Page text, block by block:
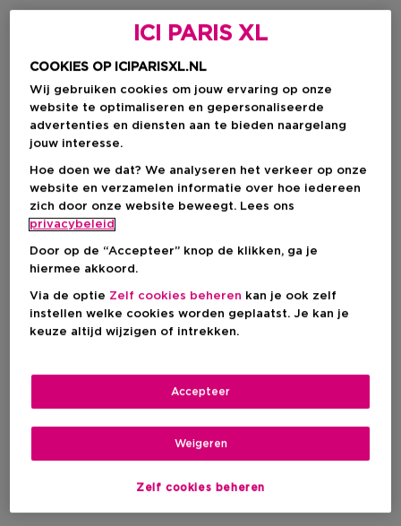
10 ML
Productprijs
€ 13,50
Productprijs
€ 13,50
BEKIJK WINKELVOORRAAD
Levering aan huis
Informeer me
Ophalen in een winkel
Selecteer een winkel
Geurtype Houtachtig
Ingrediënt Musk Cederhout Jasmijn
ICI PARIS XL
COOKIES OP ICIPARISXL.NL
Wij gebruiken cookies om jouw ervaring op onze
website te optimaliseren en gepersonaliseerde
advertenties en diensten aan te bieden naargelang
jouw interesse.
Hoe doen we dat? We analyseren het verkeer op onze
website en verzamelen informatie over hoe iedereen
zich door onze website beweegt. Lees ons
privacybeleid
Door op de “Accepteer” knop de klikken, ga je
hiermee akkoord.
Via de optie Zelf cookies beheren kan je ook zelf
instellen welke cookies worden geplaatst. Je kan je
keuze altijd wijzigen of intrekken.
Zelf cookies beheren
Weigeren
Accepteer